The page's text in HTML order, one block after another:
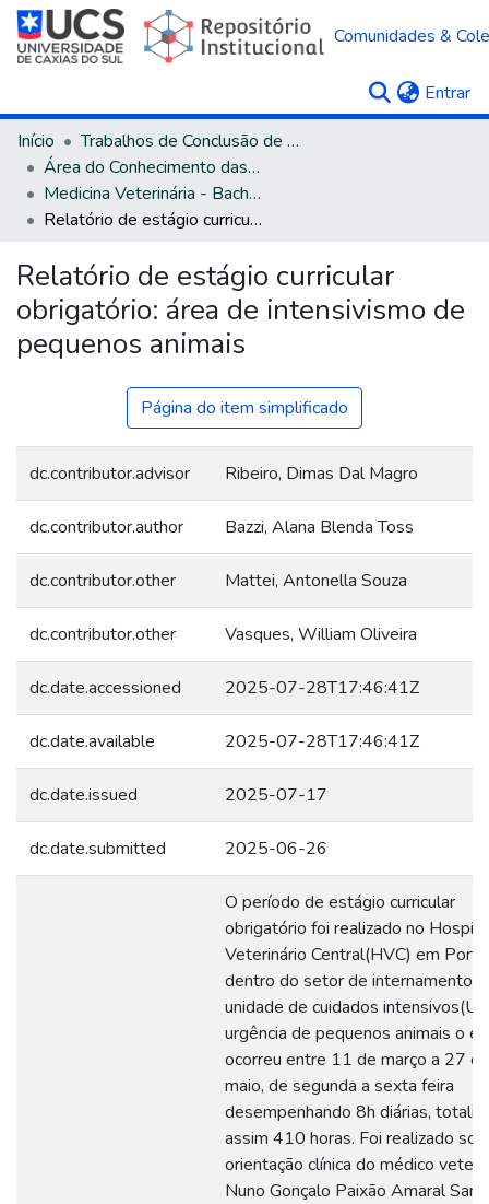
Comunidades &
Entrar
Início
Trabalhos de Conclusão de Curso
Área do Conhecimento das Ciências Agrárias
Medicina Veterinária - Bacharelado
Relatório de estágio curricular obrigatório: área de intensivismo de pequenos animais
Relatório de estágio curricular
obrigatório: área de intensivismo de
pequenos animais
Página do item simplificado
dc.contributor.advisor Ribeiro, Dimas Dal Magro
dc.contributor.author Bazzi, Alana Blenda Toss
dc.contributor.other Mattei, Antonella Souza
dc.contributor.other Vasques, William Oliveira
dc.date.accessioned 2025-07-28T17:46:41Z
dc.date.available 2025-07-28T17:46:41Z
dc.date.issued 2025-07-17
dc.date.submitted 2025-06-26
O período de estágio curricular
obrigatório foi realizado no
Veterinário Central(HVC) em
dentro do setor de internamento,
unidade de cuidados
urgência de pequenos animais o
ocorreu entre 11 de março a 27 de
maio, de segunda a sexta feira
desempenhando 8h diárias,
assim 410 horas. Foi realizado sob
orientação clínica do médico
Nuno Gonçalo Paixão Amaral